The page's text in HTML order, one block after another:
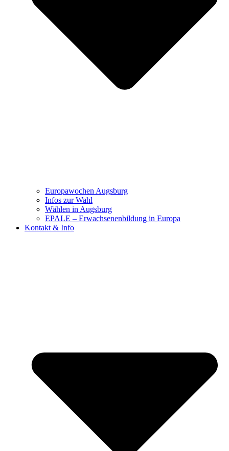
Europawochen Augsburg
Infos zur Wahl
Wählen in Augsburg
EPALE – Erwachsenenbildung in Europa
Kontakt & Info